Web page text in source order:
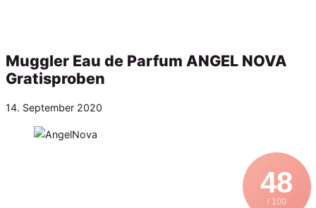
Muggler Eau de Parfum ANGEL NOVA
Gratisproben
Veröffentlicht
14. September 2020
48
/ 100